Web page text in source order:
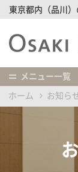
東京都内（品川
メニュー一覧
ホーム
お知ら